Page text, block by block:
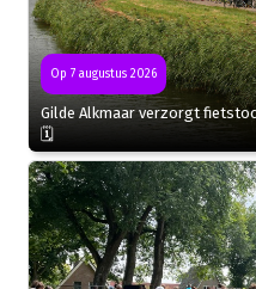
Op 7 augustus 2026
Gilde Alkmaar verzorgt
🗓